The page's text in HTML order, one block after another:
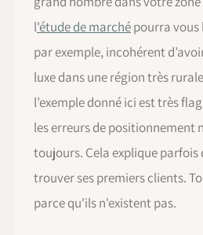
l'étude de marchépourra vous
par exemple, incohérent
luxe dans une région très
l’exemple donné ici est très
les erreurs de positionnement
toujours. Cela explique parfois
trouver ses premiers clients.
parce qu'ils n'existent pas.